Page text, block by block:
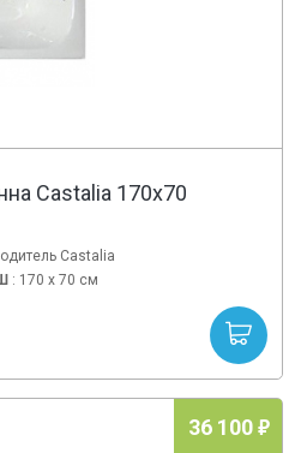
Castalia 170x70
Castalia
: 170 x 70 см
36 100